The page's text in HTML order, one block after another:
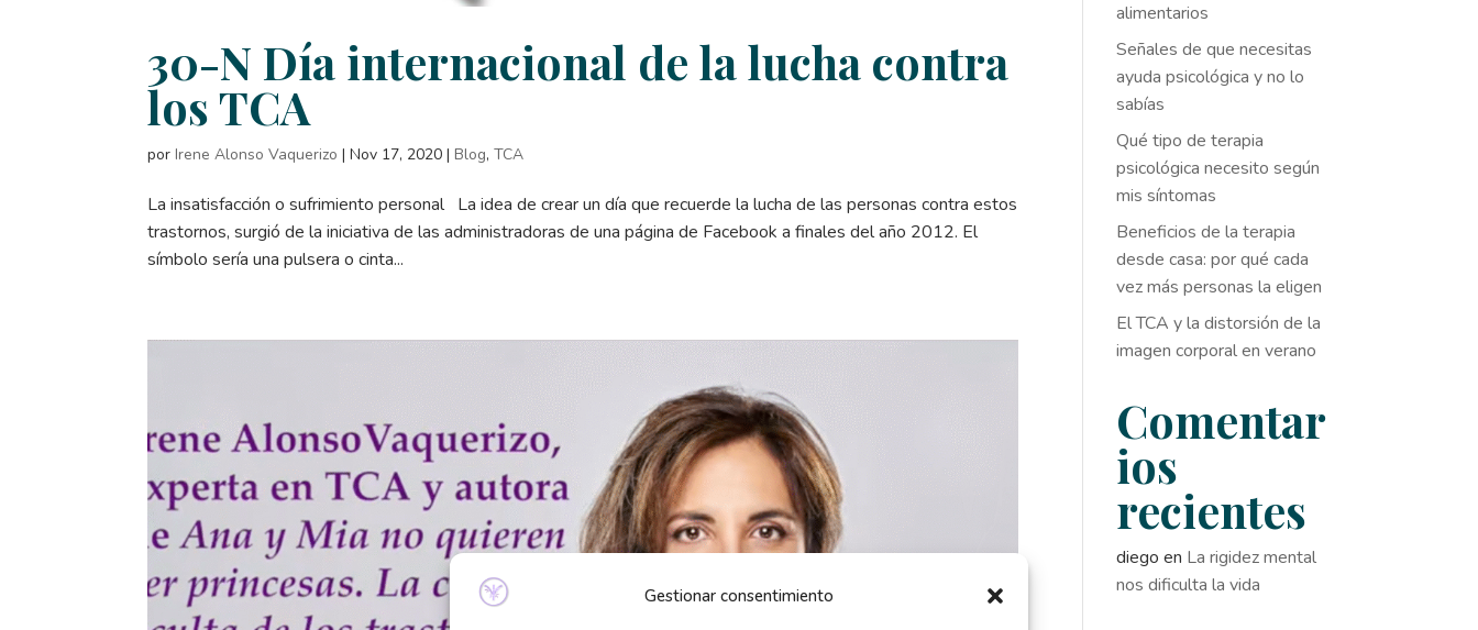
Gestionar consentimiento
30-N Día internacional de la lucha contra
los TCA
porIrene Alonso Vaquerizo |Nov 17, 2020 |Blog,TCA
La insatisfacción o sufrimiento personal La idea de crear un día que recuerde la lucha de las personas contra estos
trastornos, surgió de la iniciativa de las administradoras de una página de Facebook a finales del año 2012. El
símbolo sería una pulsera o cinta...
alimentarios
Señales de que necesitas
ayuda psicológica y no lo
sabías
Qué tipo de terapia
psicológica necesito según
mis síntomas
Beneficios de la terapia
desde casa: por qué cada
vez más personas la eligen
El TCA y la distorsión de la
imagen corporal en verano
Comentar
ios
recientes
diego en La rigidez mental
nos dificulta la vida